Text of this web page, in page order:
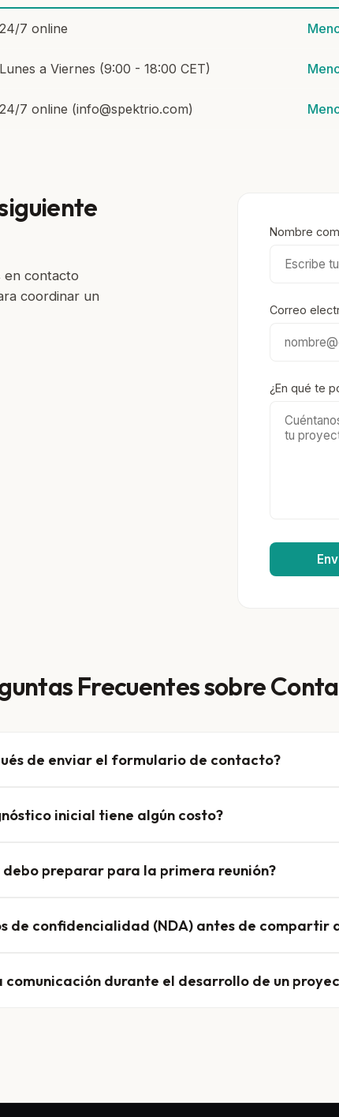
24/7 online
Lunes a Viernes (9:00 - 18:00 CET)
24/7 online (info@spektrio.com)
en contacto
coordinar un
Nombre
Correo
¿En qué te
Frecuentes sobre
de enviar el formulario de contacto?
inicial tiene algún costo?
preparar para la primera reunión?
de confidencialidad (NDA) antes de compartir
comunicación durante el desarrollo de un